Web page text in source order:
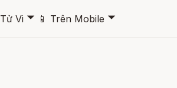
Tử Vi 🞃 📱 Trên Mobile 🞃